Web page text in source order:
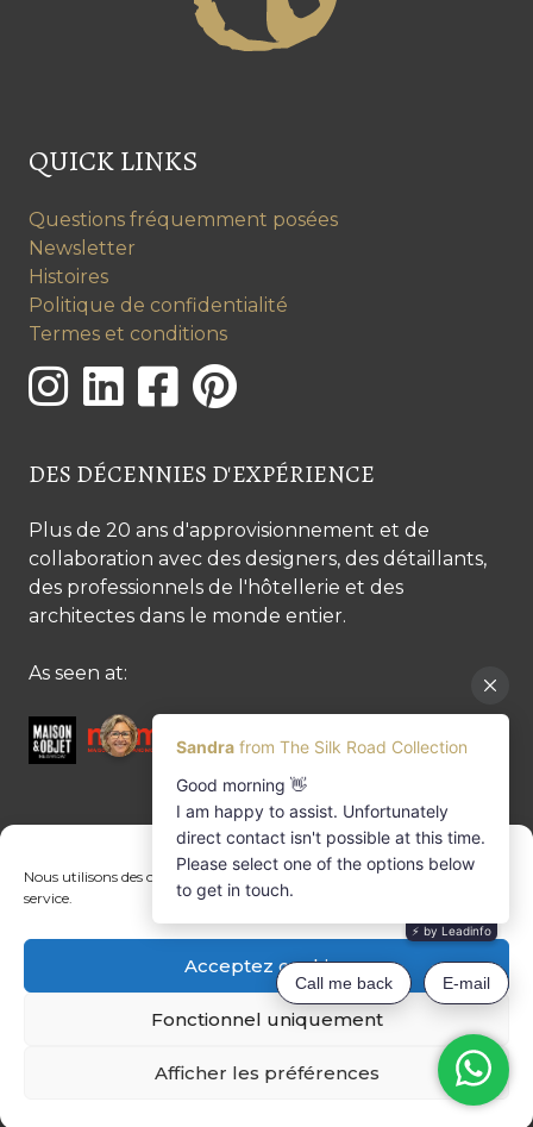
Nous utilisons des cookies pour optimiser notre site web et notre
service.
Acceptez cookies
Fonctionnel uniquement
Afficher les préférences
QUICK LINKS
Questions fréquemment posées
Newsletter
Histoires
Politique de confidentialité
Termes et conditions
DES DÉCENNIES D'EXPÉRIENCE
Plus de 20 ans d'approvisionnement et de
collaboration avec des designers, des détaillants,
des professionnels de l'hôtellerie et des
architectes dans le monde entier.
As seen at:
CONTACTEZ-NOUS
Margret Ressang:+32 (0)496 107 647
Sandra Mommen:+32 (0)475 26 43 98
info@tradingpartners-silkroad.com